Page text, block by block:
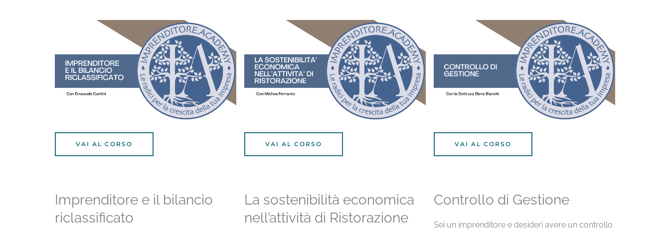
VAI AL CORSO
Imprenditore e il bilancio
riclassificato
VAI AL CORSO
La sostenibilità economica
nell’attività di Ristorazione
VAI AL CORSO
Controllo di Gestione
Sei un imprenditore e desideri avere un controllo